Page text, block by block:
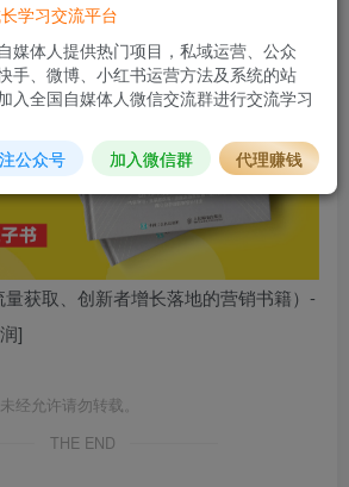
获取、创新者增长落地的营销书籍）-
]
经允许请勿转载。
THE END
学习交流平台
媒体人提供热门项目，私域运营、公众
手、微博、小红书运营方法及系统的站
入全国自媒体人微信交流群进行交流学习
公众号 加入微信群 代理赚钱